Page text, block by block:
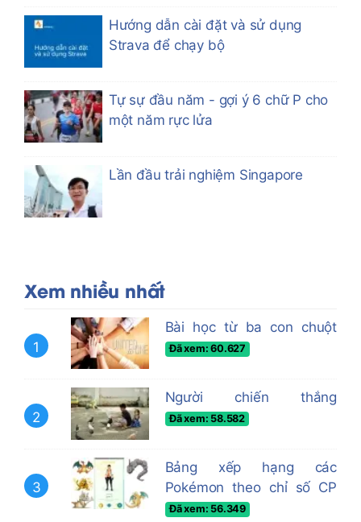
Hướng dẫn cài đặt và sử dụng
Strava để chạy bộ
Tự sự đầu năm - gợi ý 6 chữ P cho
một năm rực lửa
Lần đầu trải nghiệm Singapore
Xem nhiều nhất
1
Bài học từ ba con chuột
Đã xem: 60.627
2
Người chiến thắng
Đã xem: 58.582
3
Bảng xếp hạng các
Pokémon theo chỉ số CP
Đã xem: 56.349